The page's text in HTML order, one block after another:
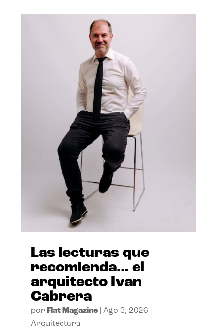
Las lecturas que
recomienda… el
arquitecto Ivan
Cabrera
por Flat Magazine| Ago 3, 2026
Arquitectura